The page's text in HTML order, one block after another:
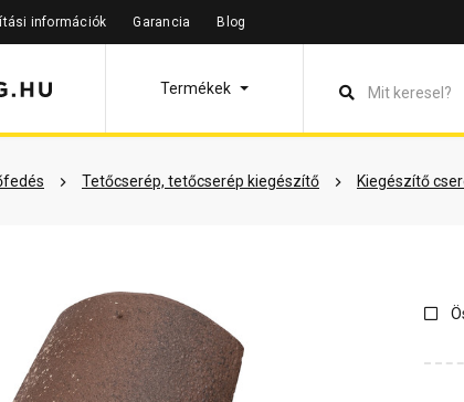
információk Garancia Blog
Termékek
Tetőcserép, tetőcserép kiegészítő Kiegészítő
rá Részletes leírás Termékinformáció